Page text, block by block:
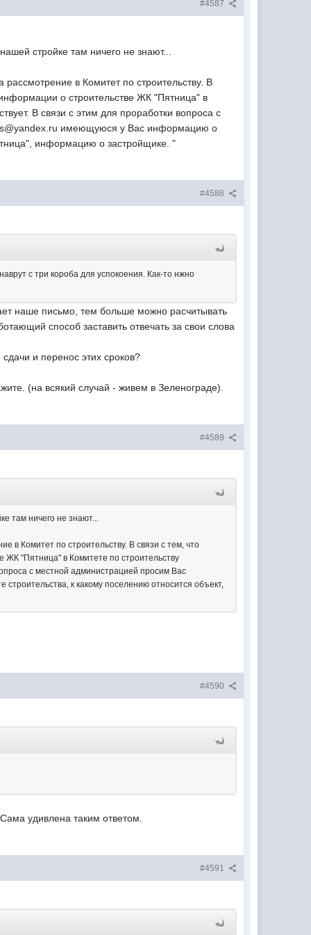
#4587
стройке там ничего не знают...
в Комитет по строительству. В
о строительстве ЖК "Пятница" в
В связи с этим для проработки вопроса с
имеющуюся у Вас информацию о
информацию о застройщике. "
#4588
с три короба для успокоения. Как-то нжно
наше письмо, тем больше можно расчитывать
способ заставить отвечать за свои слова
и перенос этих сроков?
(на всякий случай - живем в Зеленограде).
#4589
там ничего не знают...
в Комитет по строительству. В связи с тем, что
ЖК "Пятница" в Комитете по строительству
с местной администрацией просим Вас
к какому поселению относится объект,
#4590
удивлена таким ответом.
#4591